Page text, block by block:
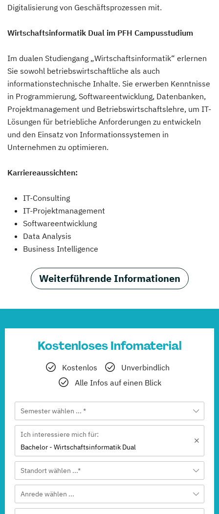
Digitalisierung von Geschäftsprozessen mit.
Wirtschaftsinformatik Dual im PFH Campusstudium
Im dualen Studiengang „Wirtschaftsinformatik“ erlernen
Sie sowohl betriebswirtschaftliche als auch
informationstechnische Inhalte. Sie erwerben Kenntnisse
in Programmierung, Softwareentwicklung, Datenbanken,
Projektmanagement und Betriebswirtschaftslehre, um IT-
Lösungen für betriebliche Anforderungen zu entwickeln
und den Einsatz von Informationssystemen in
Unternehmen zu optimieren.
Karriereaussichten:
IT-Consulting
IT-Projektmanagement
Softwareentwicklung
Data Analysis
Business Intelligence
Weiterführende Informationen
Kostenloses Infomaterial
Kostenlos
Unverbindlich
Alle Infos auf einen Blick
Semester wählen ... *
Ich interessiere mich für:
Bachelor - Wirtschaftsinformatik Dual
Standort wählen ...*
Anrede wählen ...